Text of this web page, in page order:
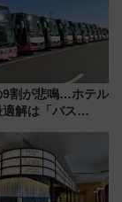
9割が悲鳴…ホテル
解は「バス
遠征や観光時のリ